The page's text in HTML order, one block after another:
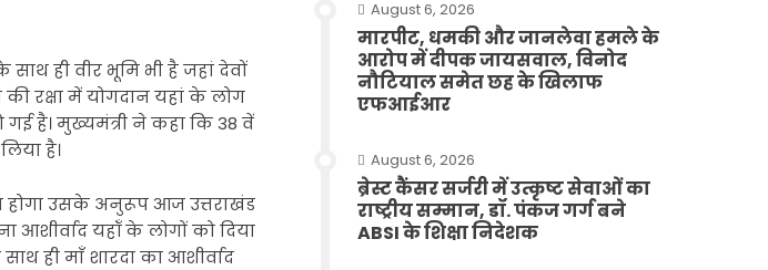
साथ ही वीर भूमि भी है जहां देवों
रक्षा में योगदान यहां के लोग
है। मुख्यमंत्री ने कहा कि 38 वें
है।
होगा उसके अनुरूप आज उत्तराखंड
आशीर्वाद यहॉं के लोगों को दिया
ही माँ शारदा का आशीर्वाद
August 6, 2026
मारपीट, धमकी और जानलेवा हमले के
आरोप में दीपक जायसवाल, विनोद
नौटियाल समेत छह के खिलाफ
एफआईआर
August 6, 2026
ब्रेस्ट कैंसर सर्जरी में उत्कृष्ट सेवाओं का
राष्ट्रीय सम्मान, डॉ. पंकज गर्ग बने
ABSI के शिक्षा निदेशक